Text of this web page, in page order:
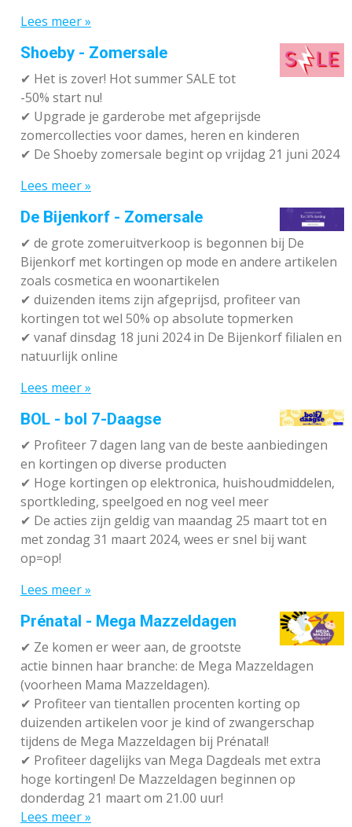
Lees meer »
Shoeby - Zomersale
✔ Het is zover! Hot summer SALE tot
-50% start nu!
✔ Upgrade je garderobe met afgeprijsde
zomercollecties voor dames, heren en kinderen
✔ De Shoeby zomersale begint op vrijdag 21 juni 2024
Lees meer »
De Bijenkorf - Zomersale
✔ de grote zomeruitverkoop is begonnen bij De
Bijenkorf met kortingen op mode en andere artikelen
zoals cosmetica en woonartikelen
✔ duizenden items zijn afgeprijsd, profiteer van
kortingen tot wel 50% op absolute topmerken
✔ vanaf dinsdag 18 juni 2024 in De Bijenkorf filialen en
natuurlijk online
Lees meer »
BOL - bol 7-Daagse
✔ Profiteer 7 dagen lang van de beste aanbiedingen
en kortingen op diverse producten
✔ Hoge kortingen op elektronica, huishoudmiddelen,
sportkleding, speelgoed en nog veel meer
✔ De acties zijn geldig van maandag 25 maart tot en
met zondag 31 maart 2024, wees er snel bij want
op=op!
Lees meer »
Prénatal - Mega Mazzeldagen
✔ Ze komen er weer aan, de grootste
actie binnen haar branche: de Mega Mazzeldagen
(voorheen Mama Mazzeldagen).
✔ Profiteer van tientallen procenten korting op
duizenden artikelen voor je kind of zwangerschap
tijdens de Mega Mazzeldagen bij Prénatal!
✔ Profiteer dagelijks van Mega Dagdeals met extra
hoge kortingen! De Mazzeldagen beginnen op
donderdag 21 maart om 21.00 uur!
Lees meer »